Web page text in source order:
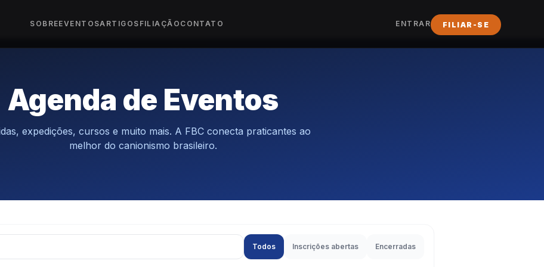
SOBREEVENTOSARTIGOS FILIAÇÃO CONTATO ENTRAR FILIAR-SE
Agenda de Eventos
expedições, cursos e muito mais. A FBC conecta praticantes ao
melhor do canionismo brasileiro.
Todos Inscrições abertas Encerradas